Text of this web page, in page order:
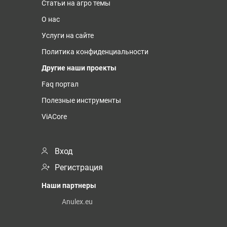
Статьи на агро темы
О нас
Услуги на сайте
Политика конфиденциальности
Другие наши проекты
Faq портал
Полезные инструменты
ViACore
Вход
Регистрация
Наши партнеры
Anulex.eu